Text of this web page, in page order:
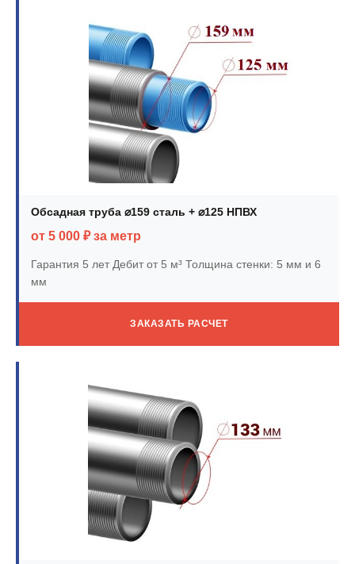
Обсадная труба ⌀159 сталь + ⌀125 НПВХ
от 5 000 ₽ за метр
Гарантия 5 летДебит от 5 м³ Толщина стенки: 5 мм и 6
мм
ЗАКАЗАТЬ РАСЧЕТ